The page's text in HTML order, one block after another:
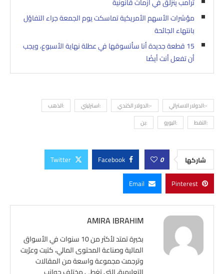
مؤشرات الأسهم الأمريكية تماسكت يوم الجمعة جراء التفاؤل
بانتهاء الجائحة
15 قطعة جديدة أنا سأتسوقها في عطلة نهاية الأسبوع، ويجب
أن تفعل أنت أيضًا
-:الدولار الاسترالي -:الدولار الكندي :استرليني
:الذهب
:النفط
:اليورو :ين
شاركها 0
Facebook
Twitter
Pinterest
Email
AMIRA IBRAHIM
بخبرة تمتد لأكثر من 10 سنوات في الأسواق
المالية وصناعة المحتوى المالي، كتبت وعرّبت
وترجمت مجموعة واسعة من المقالات